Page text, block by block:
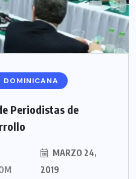
DOMINICANA
Periodistas de
MARZO 24,
2019